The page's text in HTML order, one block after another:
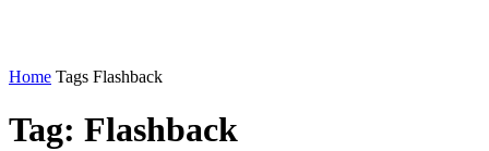
Home Tags Flashback
Tag: Flashback